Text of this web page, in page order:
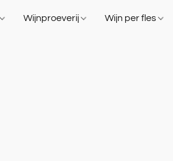
Wijnproeverij Wijn per fles